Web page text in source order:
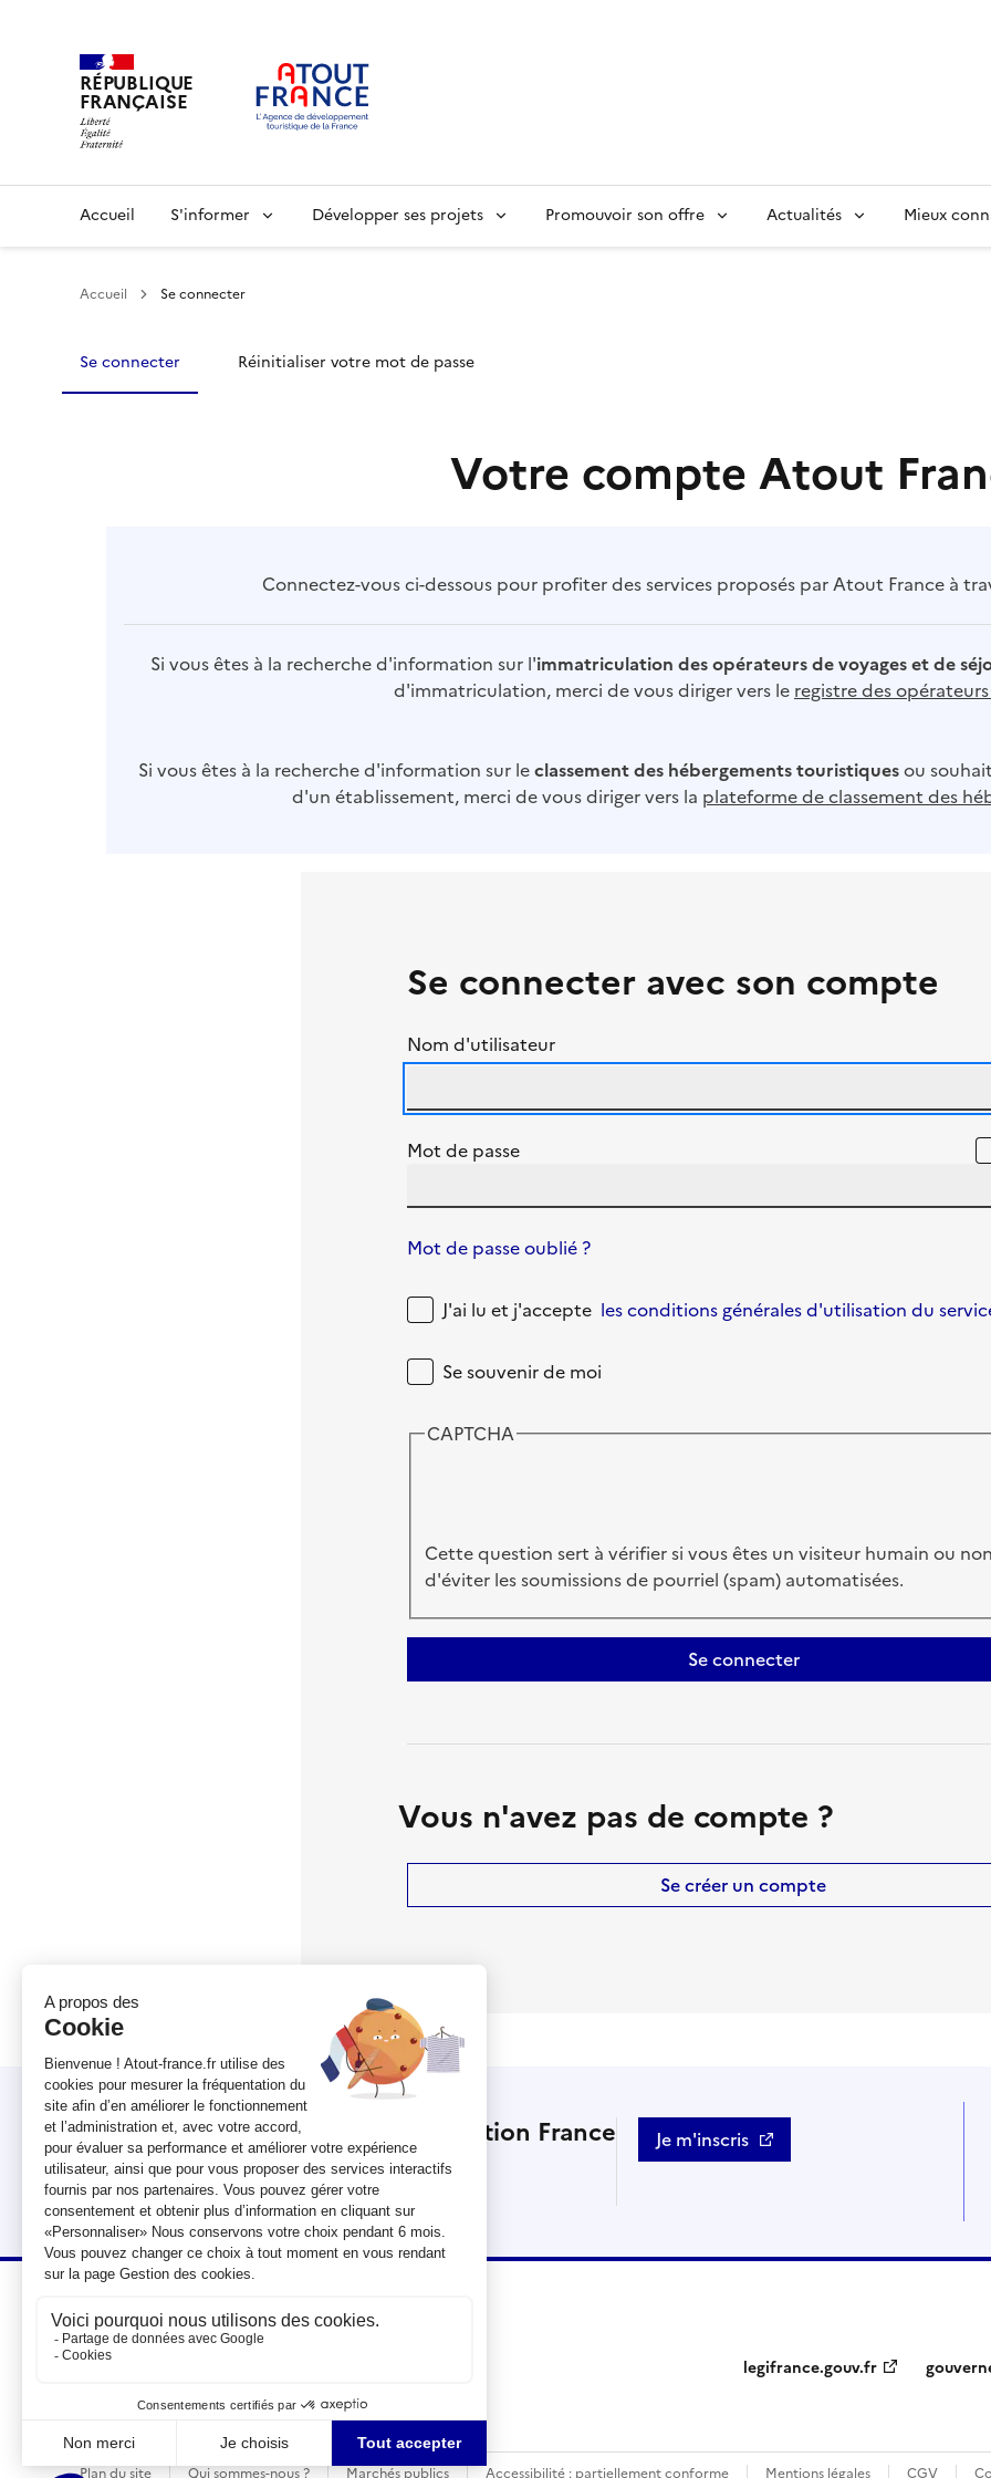
principal
RÉPUBLIQUE
FRANÇAISE
Main
Accueil S'informer Développer ses projets Promouvoir son offre Actualités Mieux
Accueil Se connecter
Se connecter Réinitialiser votre mot de passe
Votre compte Atout
Connectez-vous ci-dessous pour profiter des services proposés par Atout France à
Si vous êtes à la recherche d'information sur l'immatriculation des opérateurs de voyages et de
d'immatriculation, merci de vous diriger vers le registre des
Si vous êtes à la recherche d'information sur leclassement des hébergements touristiquesou
d'un établissement, merci de vous diriger vers la plateforme de classement des
Se connecter avec son compte
Nom d'utilisateur
Mot de passe
Mot de passe oublié ?
J'ai lu et j'accepte les conditions générales d'utilisation du
Se souvenir de moi
CAPTCHA
Cette question sert à vérifier si vous êtes un visiteur humain ou
d'éviter les soumissions de pourriel (spam) automatisées.
Se connecter
Vous n'avez pas de compte ?
Se créer un compte
Inscription à la newsletter Destination France
L'actualité d'Atout France en BREF
Je m'inscris
RÉPUBLIQUE
FRANÇAISE legifrance.gouv.fr
Plan du site Qui sommes-nous ? Marchés publics Accessibilité : partiellement conforme Mentions légales CGV